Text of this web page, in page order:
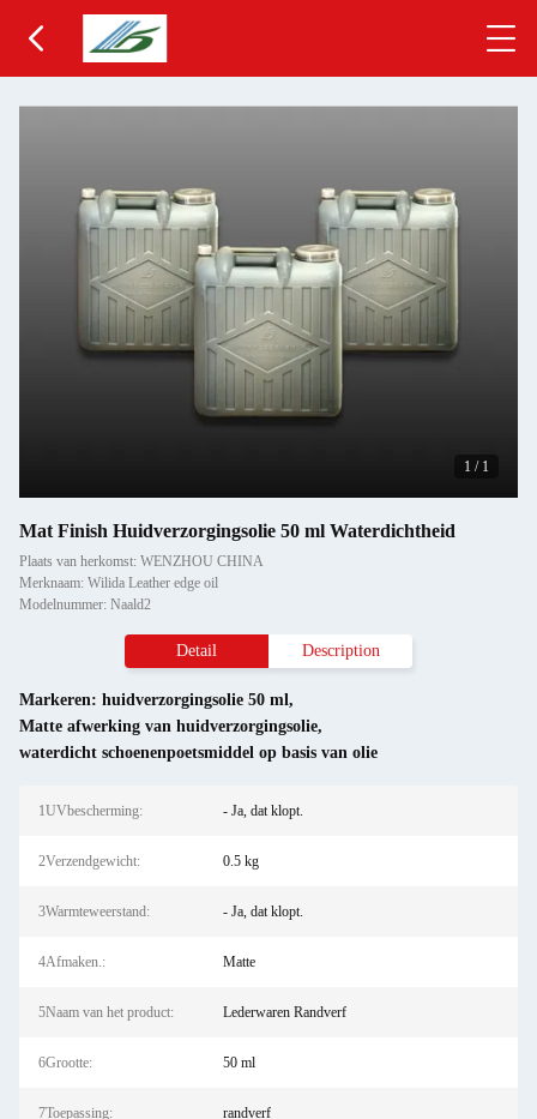
1 / 1
Mat Finish Huidverzorgingsolie 50 ml Waterdichtheid
Plaats van herkomst: WENZHOU CHINA
Merknaam: Wilida Leather edge oil
Modelnummer: Naald2
Detail Description
Markeren: huidverzorgingsolie 50 ml,
Matte afwerking van huidverzorgingsolie,
waterdicht schoenenpoetsmiddel op basis van olie
1UVbescherming: - Ja, dat klopt.
2Verzendgewicht: 0.5 kg
3Warmteweerstand: - Ja, dat klopt.
4Afmaken.: Matte
5Naam van het product: Lederwaren Randverf
6Grootte: 50 ml
7Toepassing: randverf